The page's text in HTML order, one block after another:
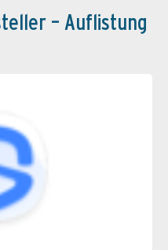
– Auflistung